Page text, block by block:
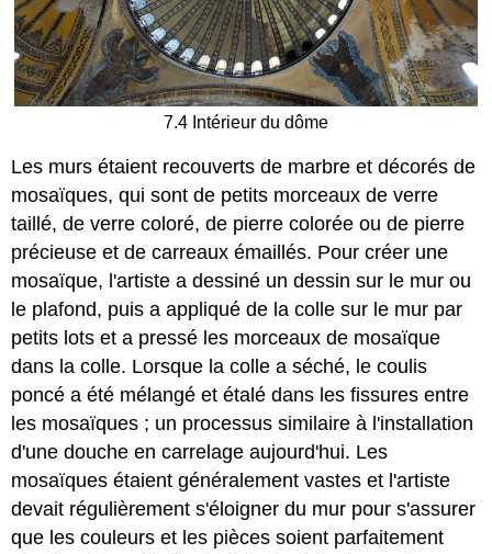
7.4 Intérieur du dôme
Les murs étaient recouverts de marbre et décorés de
mosaïques, qui sont de petits morceaux de verre
taillé, de verre coloré, de pierre colorée ou de pierre
précieuse et de carreaux émaillés. Pour créer une
mosaïque, l'artiste a dessiné un dessin sur le mur ou
le plafond, puis a appliqué de la colle sur le mur par
petits lots et a pressé les morceaux de mosaïque
dans la colle. Lorsque la colle a séché, le coulis
poncé a été mélangé et étalé dans les fissures entre
les mosaïques ; un processus similaire à l'installation
d'une douche en carrelage aujourd'hui. Les
mosaïques étaient généralement vastes et l'artiste
devait régulièrement s'éloigner du mur pour s'assurer
que les couleurs et les pièces soient parfaitement